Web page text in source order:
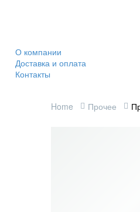
О компании
Доставка и оплата
Контакты
Home Прочее